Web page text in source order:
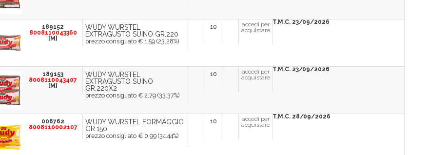
189152
8008110043360
[M]
WUDY WURSTEL
EXTRAGUSTO SUINO GR.220
prezzo consigliato € 1.59 (23.28%)
10
accedi per
acquistare
T.M.C. 23/09/2026
189153
8008110043407
[M]
WUDY WURSTEL
EXTRAGUSTO SUINO
GR.220X2
prezzo consigliato € 2.79 (33.37%)
10
accedi per
acquistare
T.M.C. 23/09/2026
006762
8008110002107
WUDY WURSTEL FORMAGGIO
GR.150
prezzo consigliato € 0.99 (34.44%)
10
accedi per
acquistare
T.M.C. 28/09/2026